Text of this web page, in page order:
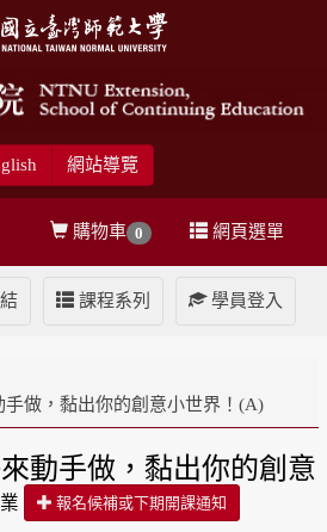
網站導覽
網頁選單
購物車 0
學員登入
課程系列
手做，黏出你的創意小世界！(A)
來動手做，黏出你的創意
報名候補或下期開課通知